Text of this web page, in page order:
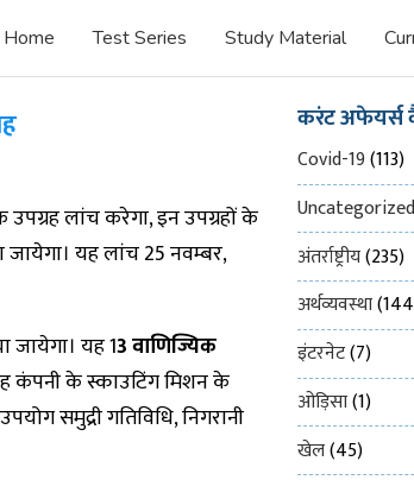
Home Test Series Study Material
लांच करेगा, इन उपग्रहों के
जायेगा। यह लांच 25 नवम्बर,
जायेगा। यह 13 वाणिज्यिक
कंपनी के स्काउटिंग मिशन के
समुद्री गतिविधि, निगरानी
करंट अफेयर्स
Covid-19(113)
Uncategorized
अंतर्राष्ट्रीय(235)
अर्थव्यवस्था
इंटरनेट(7)
ओड़िसा(1)
खेल(45)